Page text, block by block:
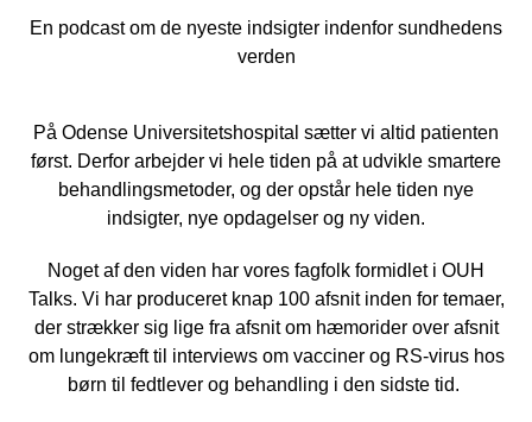
En podcast om de nyeste indsigter indenfor sundhedens
verden
På Odense Universitetshospital sætter vi altid patienten
først. Derfor arbejder vi hele tiden på at udvikle smartere
behandlingsmetoder, og der opstår hele tiden nye
indsigter, nye opdagelser og ny viden.
Noget af den viden har vores fagfolk formidlet i OUH
Talks. Vi har produceret knap 100 afsnit inden for temaer,
der strækker sig lige fra afsnit om hæmorider over afsnit
om lungekræft til interviews om vacciner og RS-virus hos
børn til fedtlever og behandling i den sidste tid.